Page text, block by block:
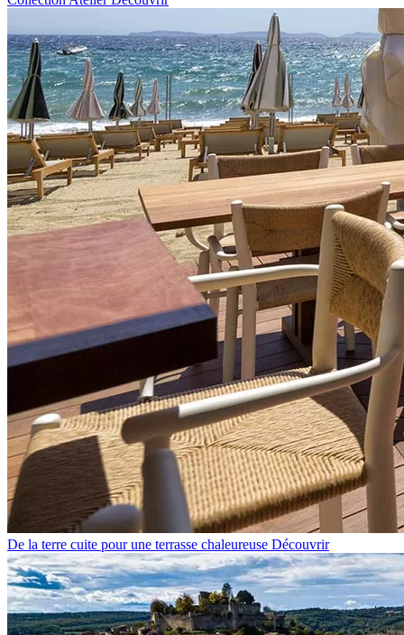
De la terre cuite pour une terrasse chaleureuse Découvrir